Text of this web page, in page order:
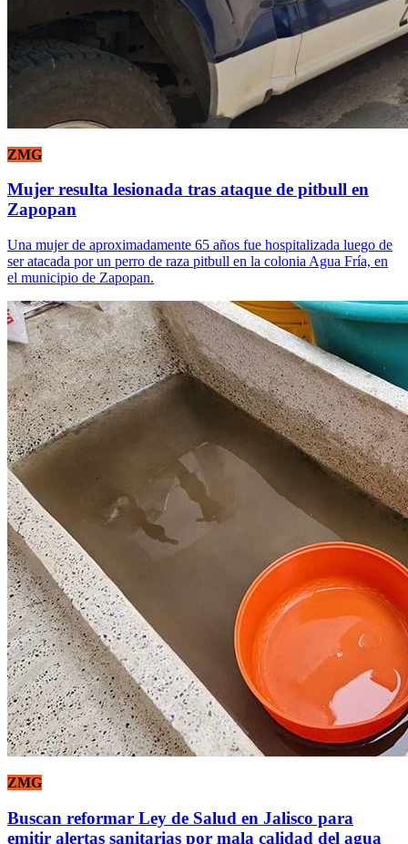
ZMG
Mujer resulta lesionada tras ataque de pitbull en
Zapopan
Una mujer de aproximadamente 65 años fue hospitalizada luego de
ser atacada por un perro de raza pitbull en la colonia Agua Fría, en
el municipio de Zapopan.
ZMG
Buscan reformar Ley de Salud en Jalisco para
emitir alertas sanitarias por mala calidad del agua